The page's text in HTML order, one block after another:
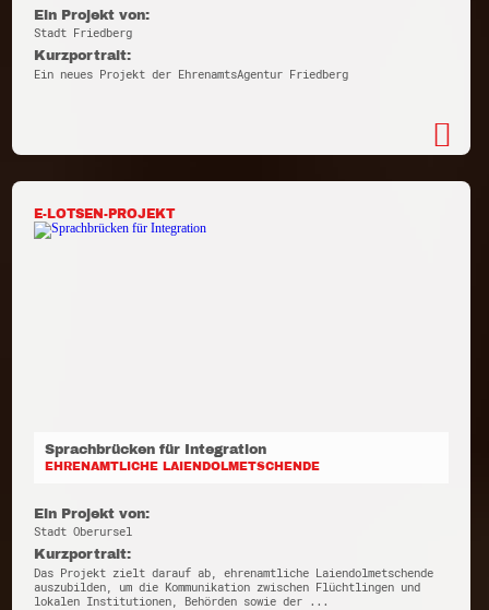
Ein Projekt von:
Stadt Friedberg
Kurzportrait:
Ein neues Projekt der EhrenamtsAgentur Friedberg
E-LOTSEN-PROJEKT
Sprachbrücken für Integration
EHRENAMTLICHE LAIENDOLMETSCHENDE
Ein Projekt von:
Stadt Oberursel
Kurzportrait:
Das Projekt zielt darauf ab, ehrenamtliche Laiendolmetschende
auszubilden, um die Kommunikation zwischen Flüchtlingen und
lokalen Institutionen, Behörden sowie der ...